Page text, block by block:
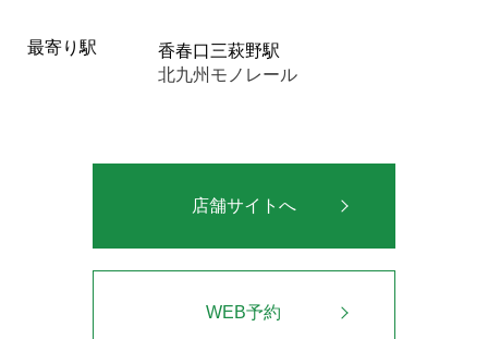
最寄り駅
香春口三萩野駅
北九州モノレール
店舗サイトへ
WEB予約